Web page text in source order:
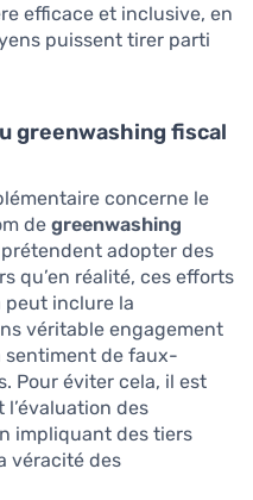
efficace et inclusive, en
puissent tirer parti
greenwashing fiscal
concerne le
de greenwashing
adopter des
qu’en réalité, ces efforts
peut inclure la
véritable engagement
sentiment de faux-
Pour éviter cela, il est
des
impliquant des tiers
véracité des